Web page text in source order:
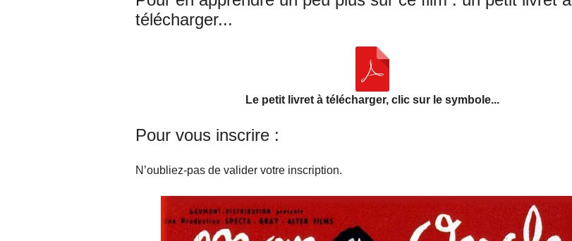
télécharger...
Le petit livret à télécharger, clic sur le symbole...
Pour vous inscrire :
N’oubliez-pas de valider votre inscription.